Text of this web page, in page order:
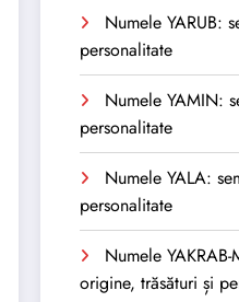
Numele YARUB:
personalitate
Numele YAMIN:
personalitate
Numele YALA:
personalitate
Numele
origine, trăsături și